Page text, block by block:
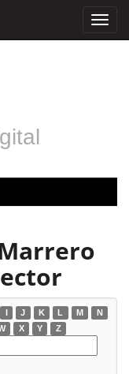
I J K L M
N
X Y Z